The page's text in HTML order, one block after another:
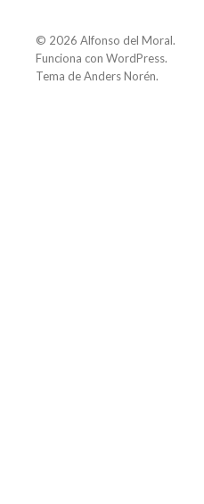
© 2026 Alfonso del Moral.
Funciona con WordPress.
Tema deAnders Norén.